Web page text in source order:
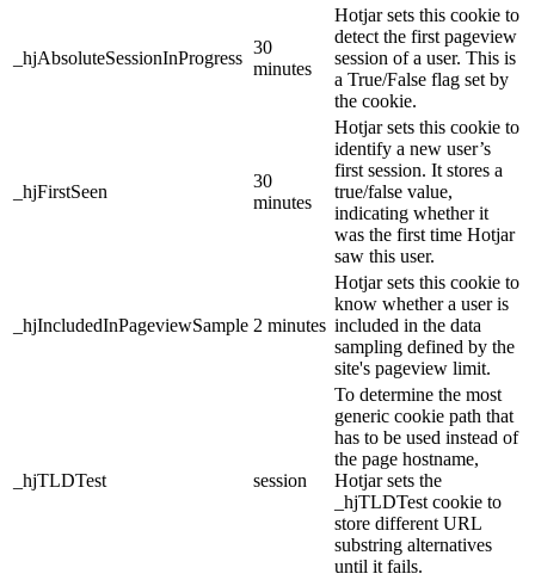
_hjAbsoluteSessionInProgress
30
minutes
Hotjar sets this cookie to
detect the first pageview
session of a user. This is
a True/False flag set by
the cookie.
_hjFirstSeen
30
minutes
Hotjar sets this cookie to
identify a new user’s
first session. It stores a
true/false value,
indicating whether it
was the first time Hotjar
saw this user.
_hjIncludedInPageviewSample 2 minutes
Hotjar sets this cookie to
know whether a user is
included in the data
sampling defined by the
site's pageview limit.
_hjTLDTest session
To determine the most
generic cookie path that
has to be used instead of
the page hostname,
Hotjar sets the
_hjTLDTest cookie to
store different URL
substring alternatives
until it fails.